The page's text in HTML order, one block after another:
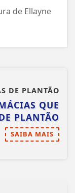
de Ellayne
DE PLANTÃO
QUE
PLANTÃO
SAIBA MAIS